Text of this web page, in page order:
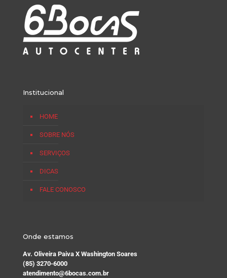
Institucional
HOME
SOBRE NÓS
SERVIÇOS
DICAS
FALE CONOSCO
Onde estamos
Av. Oliveira Paiva X Washington Soares
(85) 3270-6000
atendimento@6bocas.com.br